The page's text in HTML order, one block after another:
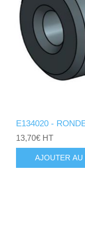
E134020 -
13,70€ HT
AJOUTER AU